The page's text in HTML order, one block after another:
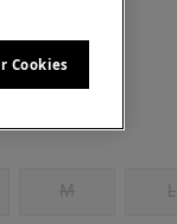
M L
Cookies